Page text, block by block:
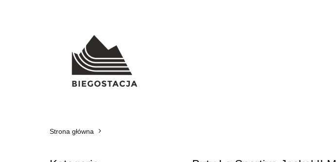
Strona główna